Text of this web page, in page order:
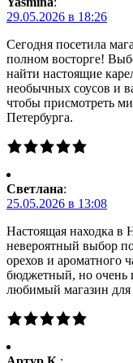
29.05.2026 в 18:26
Сегодня посетила
полном восторге!
найти настоящие
необычных соусов и
чтобы присмотреть
Петербурга.
Светлана:
25.05.2026 в 13:08
Настоящая находка в
невероятный выбор
орехов и ароматного
бюджетный, но очень
любимый магазин для